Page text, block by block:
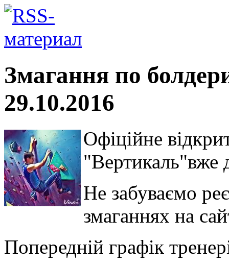
Змагання по
29.10.2016
Офіційне
"Вертикаль"вже
Не забуваємо
змаганнях на
Попередній графік